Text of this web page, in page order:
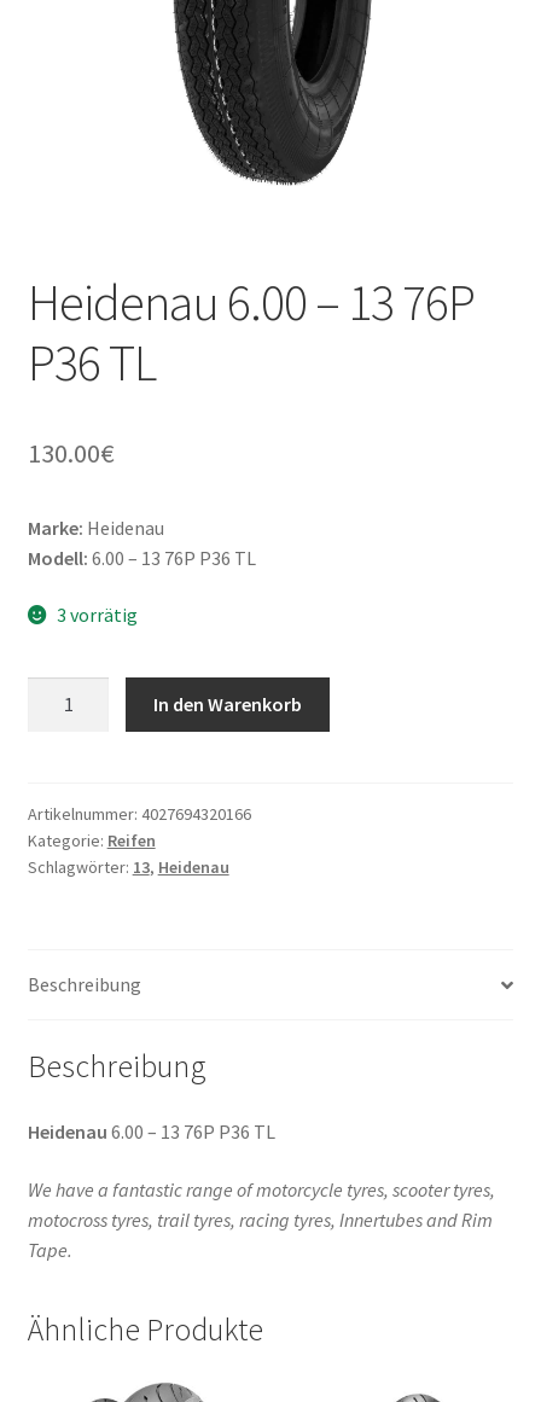
Heidenau 6.00 – 13 76P
P36 TL
130.00€
Marke: Heidenau
Modell: 6.00 – 13 76P P36 TL
3 vorrätig
76P
P36
TL
In den Warenkorb
Artikelnummer: 4027694320166
Kategorie: Reifen
Schlagwörter: 13, Heidenau
Beschreibung
Beschreibung
Heidenau 6.00 – 13 76P P36 TL
We have a fantastic range of motorcycle tyres, scooter tyres,
motocross tyres, trail tyres, racing tyres, Innertubes and Rim
Tape.
Ähnliche Produkte